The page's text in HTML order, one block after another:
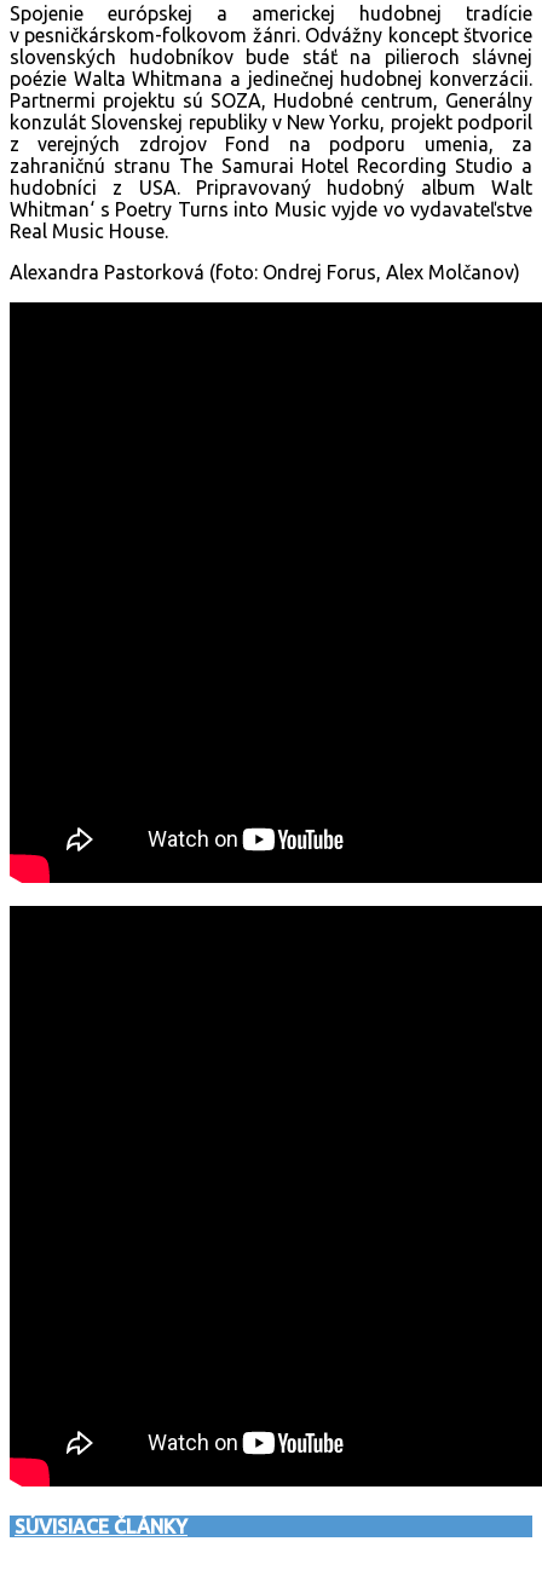
Spojenie európskej a americkej hudobnej tradície
v pesničkárskom-folkovom žánri. Odvážny koncept štvorice
slovenských hudobníkov bude stáť na pilieroch slávnej
poézie Walta Whitmana a jedinečnej hudobnej konverzácii.
Partnermi projektu sú SOZA, Hudobné centrum, Generálny
konzulát Slovenskej republiky v New Yorku, projekt podporil
z verejných zdrojov Fond na podporu umenia, za
zahraničnú stranu The Samurai Hotel Recording Studio a
hudobníci z USA. Pripravovaný hudobný album Walt
Whitman‘ s Poetry Turns into Music vyjde vo vydavateľstve
Real Music House.
Alexandra Pastorková (foto: Ondrej Forus, Alex Molčanov)
SÚVISIACE ČLÁNKY